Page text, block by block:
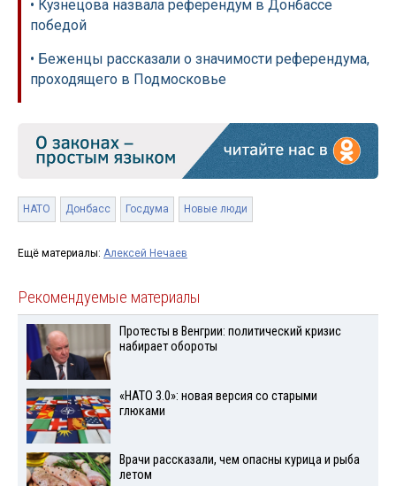
• Кузнецова назвала референдум в Донбассе
победой
• Беженцы рассказали о значимости референдума,
проходящего в Подмосковье
НАТО Донбасс Госдума Новые люди
Ещё материалы: Алексей Нечаев
Рекомендуемые материалы
Протесты в Венгрии: политический кризис
набирает обороты
«НАТО 3.0»: новая версия со старыми
глюками
Врачи рассказали, чем опасны курица и рыба
летом